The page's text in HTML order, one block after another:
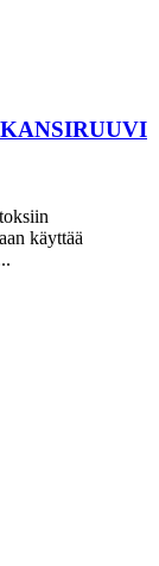
käyttää